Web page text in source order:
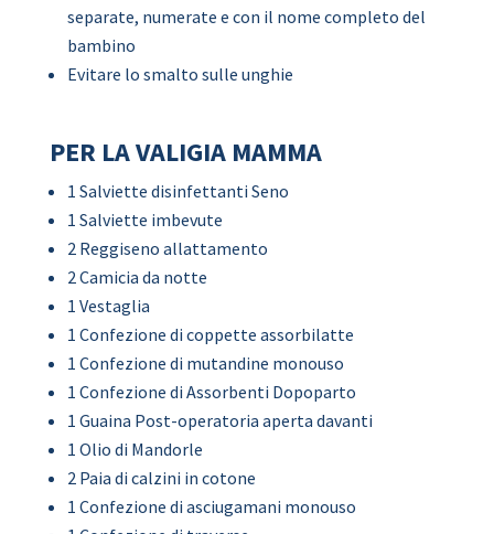
separate, numerate e con il nome completo del
bambino
Evitare lo smalto sulle unghie
PER LA VALIGIA MAMMA
1 Salviette disinfettanti Seno
1 Salviette imbevute
2 Reggiseno allattamento
2 Camicia da notte
1 Vestaglia
1 Confezione di coppette assorbilatte
1 Confezione di mutandine monouso
1 Confezione di Assorbenti Dopoparto
1 Guaina Post-operatoria aperta davanti
1 Olio di Mandorle
2 Paia di calzini in cotone
1 Confezione di asciugamani monouso